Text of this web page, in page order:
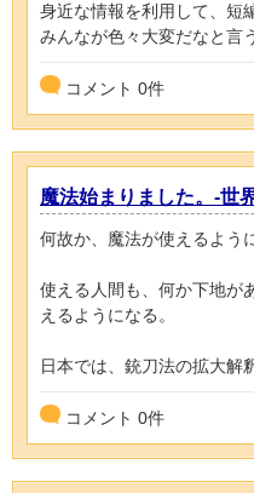
身近な情報を利用して、短
みんなが色々大変だなと言
コメント 0件
魔法始まりました。-世
何故か、魔法が使えるよう
使える人間も、何か下地が
えるようになる。
日本では、銃刀法の拡大解
コメント 0件